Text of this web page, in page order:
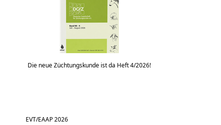
Die neue Züchtungskunde ist da Heft 4/2026!
EVT/EAAP 2026